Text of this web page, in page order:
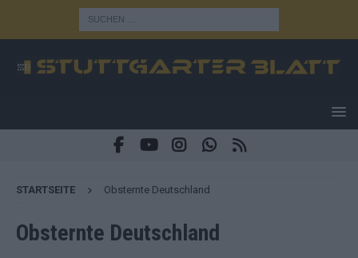
STARTSEITE Obsternte Deutschland
Obsternte Deutschland